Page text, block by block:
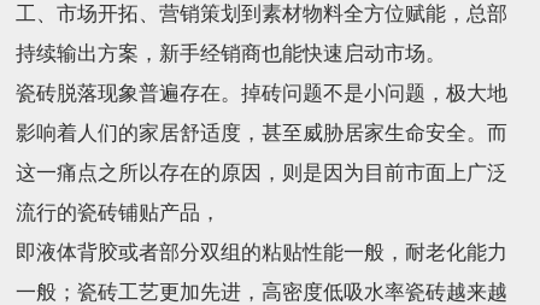
工、市场开拓、营销策划到素材物料全方位赋能，总部
持续输出方案，新手经销商也能快速启动市场。
瓷砖脱落现象普遍存在。掉砖问题不是小问题，极大地
影响着人们的家居舒适度，甚至威胁居家生命安全。而
这一痛点之所以存在的原因，则是因为目前市面上广泛
流行的瓷砖铺贴产品，
即液体背胶或者部分双组的粘贴性能一般，耐老化能力
一般；瓷砖工艺更加先进，高密度低吸水率瓷砖越来越